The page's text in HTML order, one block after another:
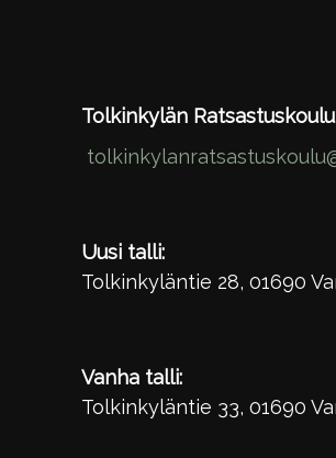
Tolkinkylän
Uusi talli:
Tolkinkyläntie 28, 01690
Vanha talli:
Tolkinkyläntie 33, 01690